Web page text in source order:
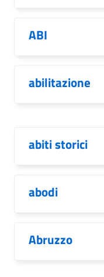
ABI
abilitazione
abiti storici
abodi
Abruzzo